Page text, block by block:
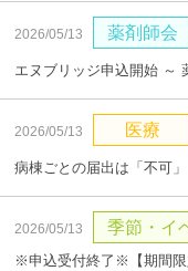
2026/05/13 薬剤師会
エヌブリッジ申込開始 ～
2026/05/13 医療
病棟ごとの届出は「不可
2026/05/13 季節・イ
※申込受付終了※【期間限